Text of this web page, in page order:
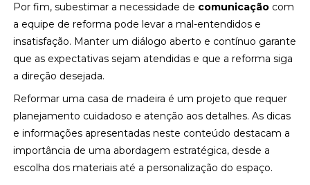
Por fim, subestimar a necessidade de comunicação com
a equipe de reforma pode levar a mal-entendidos e
insatisfação. Manter um diálogo aberto e contínuo garante
que as expectativas sejam atendidas e que a reforma siga
a direção desejada.
Reformar uma casa de madeira é um projeto que requer
planejamento cuidadoso e atenção aos detalhes. As dicas
e informações apresentadas neste conteúdo destacam a
importância de uma abordagem estratégica, desde a
escolha dos materiais até a personalização do espaço.